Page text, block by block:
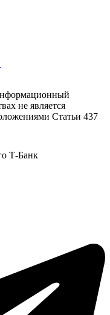
не является
Статьи 437